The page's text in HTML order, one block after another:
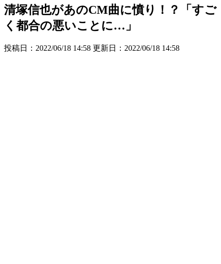
清塚信也があのCM曲に憤り！？「すご
く都合の悪いことに…」
投稿日：2022/06/18 14:58 更新日： 2022/06/18 14:58